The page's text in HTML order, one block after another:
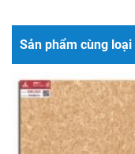
Sản phẩm cùng loại